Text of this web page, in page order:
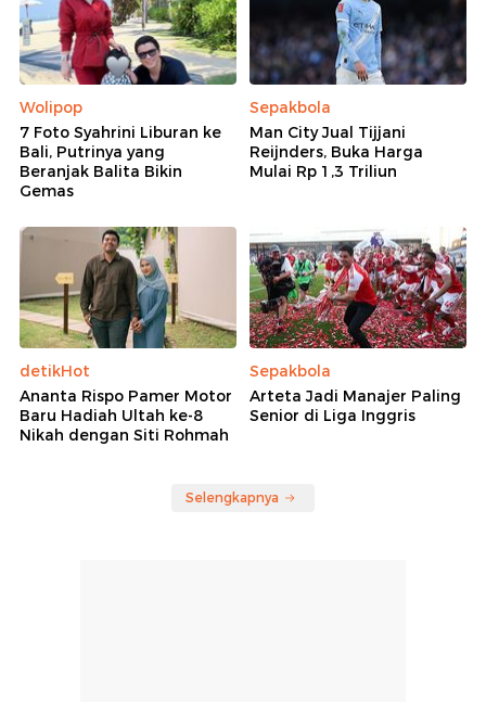
Wolipop
7 Foto Syahrini Liburan ke
Bali, Putrinya yang
Beranjak Balita Bikin
Gemas
Sepakbola
Man City Jual Tijjani
Reijnders, Buka Harga
Mulai Rp 1,3 Triliun
detikHot
Ananta Rispo Pamer Motor
Baru Hadiah Ultah ke-8
Nikah dengan Siti Rohmah
Sepakbola
Arteta Jadi Manajer Paling
Senior di Liga Inggris
Selengkapnya